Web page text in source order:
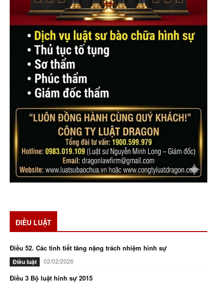
ĐIỀU LUẬT
Điều 52. Các tình tiết tăng nặng trách nhiệm hình sự
Điều luật 02/02/2026
Điều 3 Bộ luật hính sự 2015